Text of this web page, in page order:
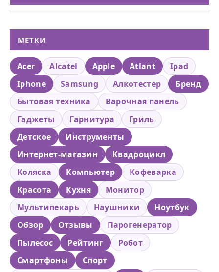
МЕТКИ
Acer Alcatel Apple Atlant
Ipad
Iphone
Samsung Алкотестер
Бренд
Бытовая техника
Варочная панель
Гаджеты
Гарнитура
Гриль
Детское
Инструменты
Интернет-магазин
Квадроцикл
Коляска
Компьютер
Кофеварка
Красота
Кухня
Монитор
Мультипекарь
Наушники
Ноутбук
Обзор
Отзывы
Парогенератор
Пылесос
Рейтинг
Робот
Смартфоны
Спорт